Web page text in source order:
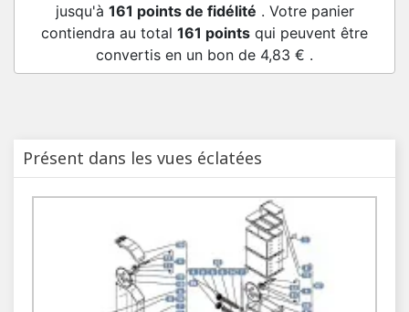
jusqu'à 161 points de fidélité . Votre panier
contiendra au total 161 points qui peuvent être
convertis en un bon de 4,83 € .
Présent dans les vues éclatées